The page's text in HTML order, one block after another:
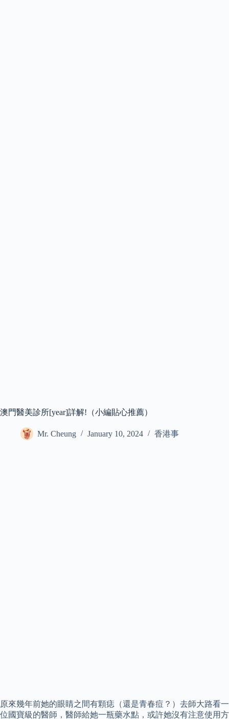
澳門醫美診所[year]詳解!（小編貼心推薦）
Mr. Cheung January 10, 2024 香港事
原來幾年前她的眼睛之間有顆痣（還是青春痘？）去師大路看一
位國寶級的醫師，醫師給她一瓶藥水點，或許她沒有注意使用方